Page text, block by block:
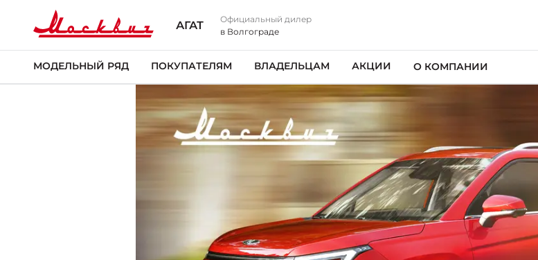
АГАТ
Официальный дилер
в Волгограде
МОДЕЛЬНЫЙ РЯД ПОКУПАТЕЛЯМ ВЛАДЕЛЬЦАМ АКЦИИ О КОМПАНИИ